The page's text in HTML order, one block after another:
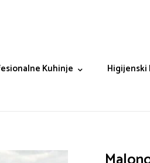
Kuhinje Higijenski